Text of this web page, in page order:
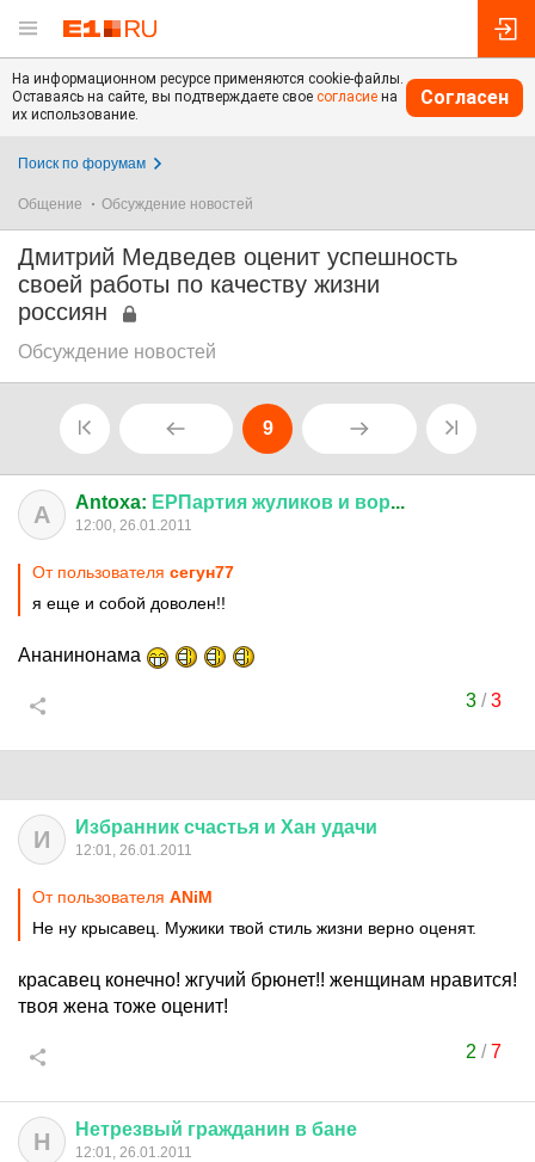
На информационном ресурсе применяются cookie-файлы.
Оставаясь на сайте, вы подтверждаете свое согласие на
их использование.
Согласен
Поиск по форумам
Общение Обсуждение новостей
Дмитрий Медведев оценит успешность
своей работы по качеству жизни
россиян
Обсуждение новостей
9
A Antoxa: ЕРПартия жуликов и вор...
12:00, 26.01.2011
От пользователя сегун77
я еще и собой доволен!!
Ананинонама
3/3
И Избранник счастья и Хан удачи
12:01, 26.01.2011
От пользователя ANiM
Не ну крысавец. Мужики твой стиль жизни верно оценят.
красавец конечно! жгучий брюнет!! женщинам нравится!
твоя жена тоже оценит!
2 /7
Н Нетрезвый гражданин в бане
12:01, 26.01.2011